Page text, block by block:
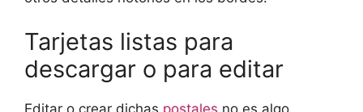
Tarjetas listas para
descargar o para editar